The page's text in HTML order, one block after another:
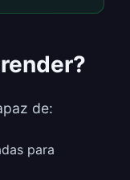
de:
para